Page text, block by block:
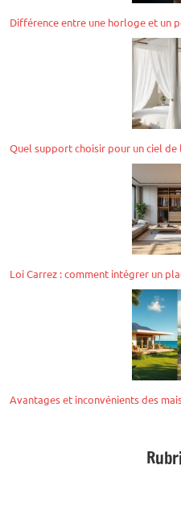
Différence entre une horloge et un
Quel support choisir pour un ciel de
Loi Carrez : comment intégrer un
Avantages et inconvénients des